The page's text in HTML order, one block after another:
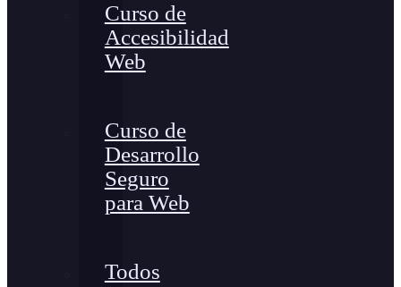
Curso de
Accesibilidad
Web
Curso de
Desarrollo
Seguro
para Web
Todos